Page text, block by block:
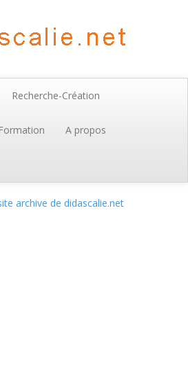
Recherche-Création
Formation A propos
archive de didascalie.net